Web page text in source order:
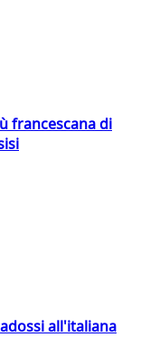
francescana di
all'italiana